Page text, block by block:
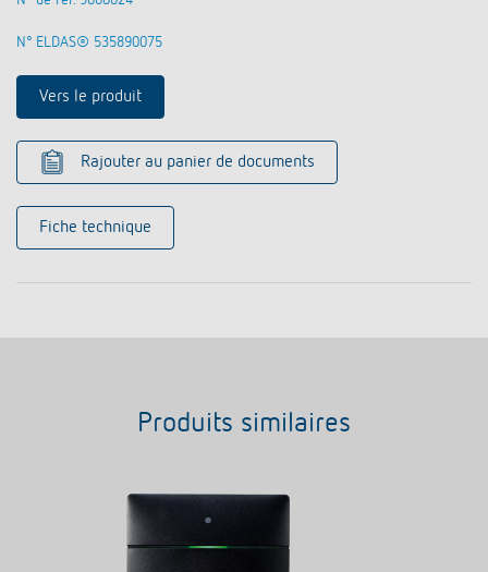
N° ELDAS® 535890075
Vers le produit
Rajouter au panier de documents
Fiche technique
Produits similaires